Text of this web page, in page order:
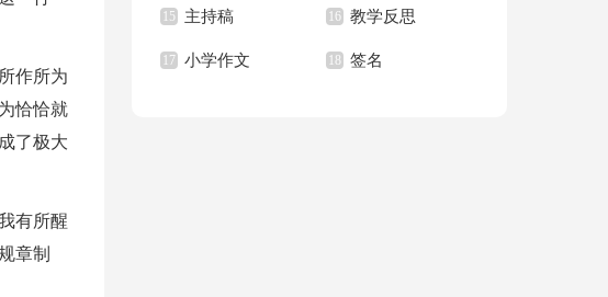
作所为
恰恰就
了极大
有所醒
章制
15 主持稿 16 教学反思
17 小学作文 18 签名